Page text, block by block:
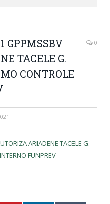
GPPMSSBV
TACELE G.
CONTROLE
0
ARIADENE TACELE G.
FUNPREV